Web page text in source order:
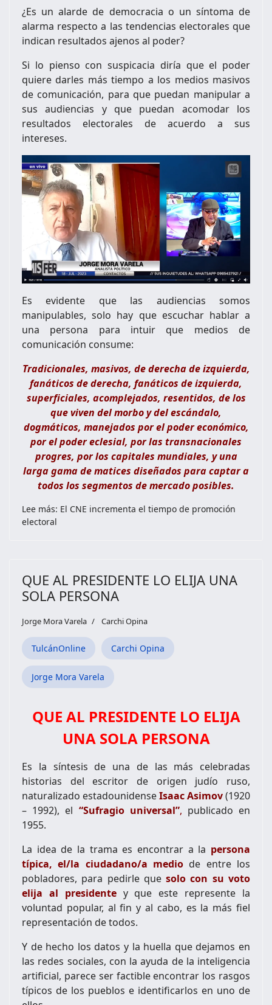
¿Es un alarde de democracia o un síntoma de
alarma respecto a las tendencias electorales que
indican resultados ajenos al poder?
Si lo pienso con suspicacia diría que el poder
quiere darles más tiempo a los medios masivos
de comunicación, para que puedan manipular a
sus audiencias y que puedan acomodar los
resultados electorales de acuerdo a sus
intereses.
Es evidente que las audiencias somos
manipulables, solo hay que escuchar hablar a
una persona para intuir que medios de
comunicación consume:
Tradicionales, masivos, de derecha de izquierda,
fanáticos de derecha, fanáticos de izquierda,
superficiales, acomplejados, resentidos, de los
que viven del morbo y del escándalo,
dogmáticos, manejados por el poder económico,
por el poder eclesial, por las transnacionales
progres, por los capitales mundiales, y una
larga gama de matices diseñados para captar a
todos los segmentos de mercado posibles.
Lee más: El CNE incrementa el tiempo de promoción
electoral
QUE AL PRESIDENTE LO ELIJA UNA
SOLA PERSONA
Jorge Mora Varela Carchi Opina
TulcánOnline Carchi Opina
Jorge Mora Varela
QUE AL PRESIDENTE LO ELIJA
UNA SOLA PERSONA
Es la síntesis de una de las más celebradas
historias del escritor de origen judío ruso,
naturalizado estadounidenseIsaac Asimov(1920
– 1992), el “Sufragio universal”, publicado en
1955.
La idea de la trama es encontrar a la persona
típica, el/la ciudadano/a medio de entre los
pobladores, para pedirle quesolo con su voto
elija al presidentey que este represente la
voluntad popular, al fin y al cabo, es la más fiel
representación de todos.
Y de hecho los datos y la huella que dejamos en
las redes sociales, con la ayuda de la inteligencia
artificial, parece ser factible encontrar los rasgos
típicos de los pueblos e identificarlos en uno de